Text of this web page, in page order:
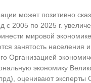
может позитивно
с 2005 по 2025 г.
мировой
занятость населения
Организацией
экономику
оценивают